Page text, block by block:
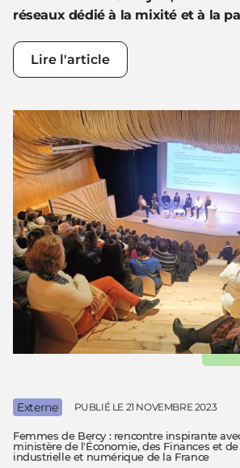
réseaux dédié à la mixité et à la
Lire l'article
Femmes de Bercy : rencontre inspirante
ministère de l'Économie, des Finances et
industrielle et numérique de la France
Externe PUBLIÉ LE 21 NOVEMBRE 2023